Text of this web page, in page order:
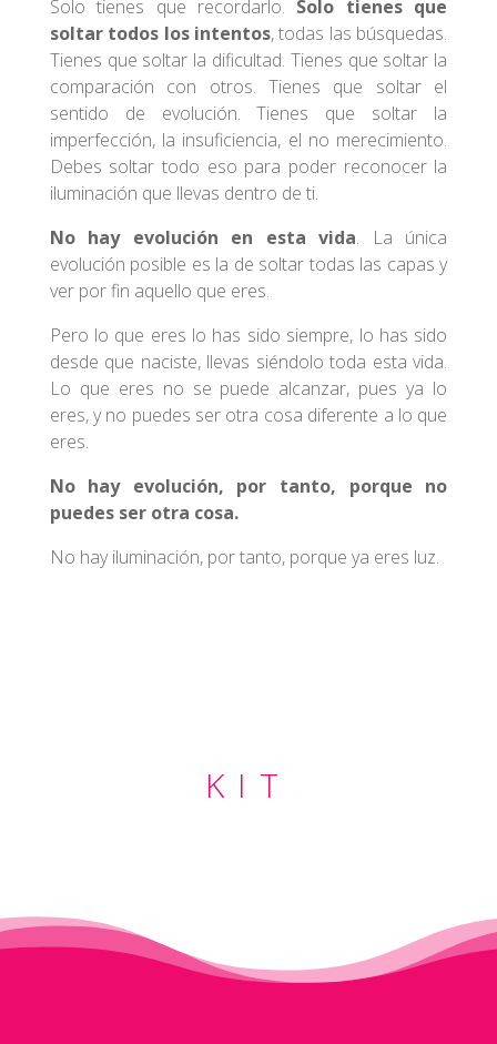
Solo tienes que recordarlo. Solo tienes que
soltar todos los intentos, todas las búsquedas.
Tienes que soltar la dificultad. Tienes que soltar la
comparación con otros. Tienes que soltar el
sentido de evolución. Tienes que soltar la
imperfección, la insuficiencia, el no merecimiento.
Debes soltar todo eso para poder reconocer la
iluminación que llevas dentro de ti.
No hay evolución en esta vida. La única
evolución posible es la de soltar todas las capas y
ver por fin aquello que eres.
Pero lo que eres lo has sido siempre, lo has sido
desde que naciste, llevas siéndolo toda esta vida.
Lo que eres no se puede alcanzar, pues ya lo
eres, y no puedes ser otra cosa diferente a lo que
eres.
No hay evolución, por tanto, porque no
puedes ser otra cosa.
No hay iluminación, por tanto, porque ya eres luz.
KIT